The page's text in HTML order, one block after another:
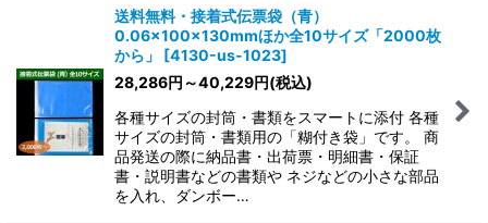
送料無料・接着式伝票袋（青）
0.06×100×130mmほか全10サイズ「2000枚
から」
[4130-us-1023]
28,286円 ～40,229円(税込)
各種サイズの封筒・書類をスマートに添付 各種
サイズの封筒・書類用の「糊付き袋」です。 商
品発送の際に納品書・出荷票・明細書・保証
書・説明書などの書類や ネジなどの小さな部品
を入れ、ダンボー…